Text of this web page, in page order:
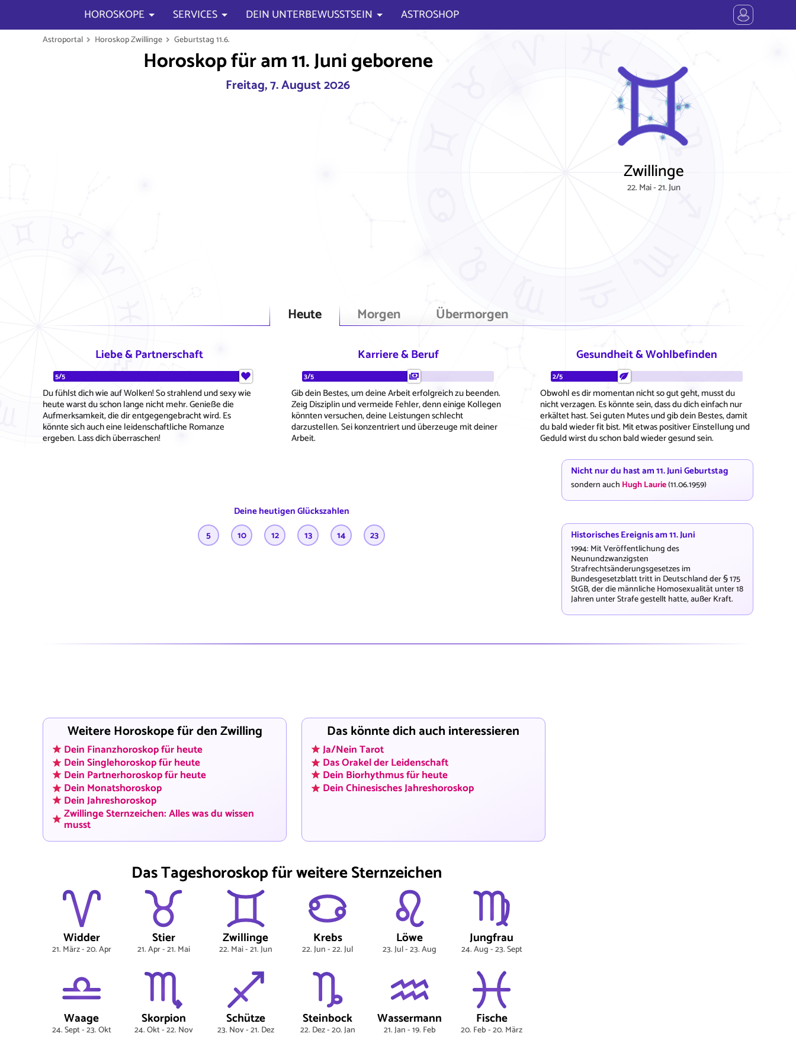
HOROSKOPE SERVICES DEIN UNTERBEWUSSTSEIN ASTROSHOP
Astroportal Horoskop Zwillinge Geburtstag 11.6.
Horoskop für am 11. Juni geborene
Freitag, 7. August 2026
Zwillinge
22. Mai - 21. Jun
Heute Morgen Übermorgen
Liebe & Partnerschaft
5/5
Du fühlst dich wie auf Wolken! So strahlend und sexy wie
heute warst du schon lange nicht mehr. Genieße die
Aufmerksamkeit, die dir entgegengebracht wird. Es
könnte sich auch eine leidenschaftliche Romanze
ergeben. Lass dich überraschen!
Karriere & Beruf
3/5
Gib dein Bestes, um deine Arbeit erfolgreich zu beenden.
Zeig Disziplin und vermeide Fehler, denn einige Kollegen
könnten versuchen, deine Leistungen schlecht
darzustellen. Sei konzentriert und überzeuge mit deiner
Arbeit.
Gesundheit & Wohlbefinden
2/5
Obwohl es dir momentan nicht so gut geht, musst du
nicht verzagen. Es könnte sein, dass du dich einfach nur
erkältet hast. Sei guten Mutes und gib dein Bestes, damit
du bald wieder fit bist. Mit etwas positiver Einstellung und
Geduld wirst du schon bald wieder gesund sein.
Deine heutigen Glückszahlen
5
10 12 13 14 23
Nicht nur du hast am 11. Juni Geburtstag
sondern auch Hugh Laurie(11.06.1959)
Historisches Ereignis am 11. Juni
1994: Mit Veröffentlichung des
Neunundzwanzigsten
Strafrechtsänderungsgesetzes im
Bundesgesetzblatt tritt in Deutschland der § 175
StGB, der die männliche Homosexualität unter 18
Jahren unter Strafe gestellt hatte, außer Kraft.
Weitere Horoskope für den Zwilling
Dein Finanzhoroskop für heute
Dein Singlehoroskop für heute
Dein Partnerhoroskop für heute
Dein Monatshoroskop
Dein Jahreshoroskop
Zwillinge Sternzeichen: Alles was du wissen
musst
Das könnte dich auch interessieren
Ja/Nein Tarot
Das Orakel der Leidenschaft
Dein Biorhythmus für heute
Dein Chinesisches Jahreshoroskop
Das Tageshoroskop für weitere Sternzeichen
Widder
21. März - 20. Apr
Stier
21. Apr - 21. Mai
Zwillinge
22. Mai - 21. Jun
Krebs
22. Jun - 22. Jul
Löwe
23. Jul - 23. Aug
Jungfrau
24. Aug - 23. Sept
Waage
24. Sept - 23. Okt
Skorpion
24. Okt - 22. Nov
Schütze
23. Nov - 21. Dez
Steinbock
22. Dez - 20. Jan
Wassermann
21. Jan - 19. Feb
Fische
20. Feb - 20. März